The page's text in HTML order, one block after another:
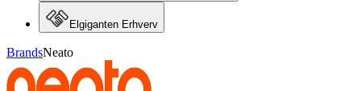
Elgiganten Erhverv
BrandsNeato